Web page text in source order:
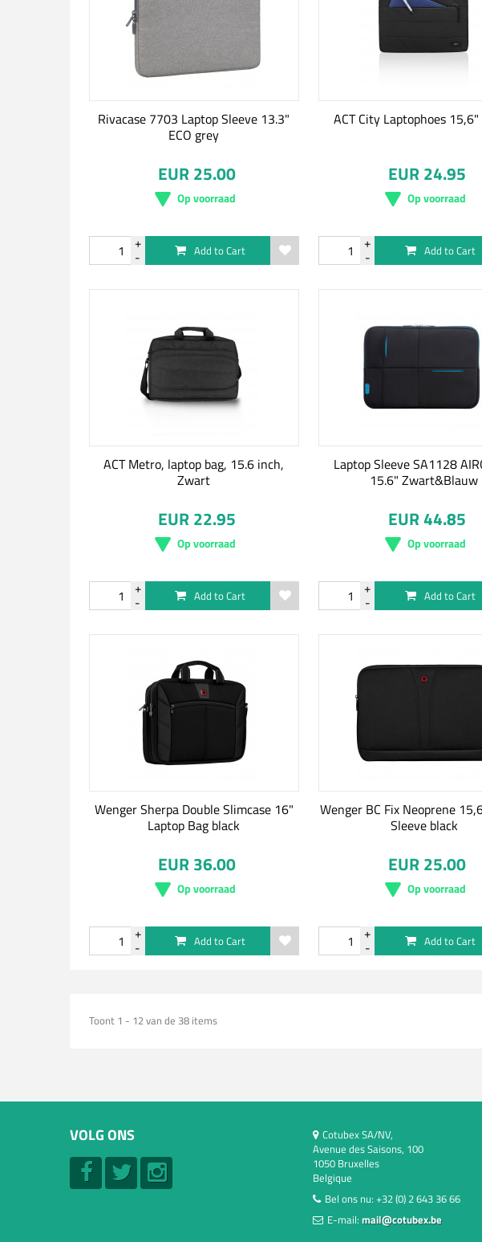
Rivacase 7703 Laptop Sleeve 13.3"
ECO grey
EUR 25.00
Op voorraad
Add to Cart
ACT City Laptophoes
EUR 24.95
Op voorraad
Add to Cart
ACT Metro, laptop bag, 15.6 inch,
Zwart
EUR 22.95
Op voorraad
Add to Cart
Laptop Sleeve SA1128
15.6" Zwart&Blauw
EUR 44.85
Op voorraad
Add to Cart
Wenger Sherpa Double Slimcase 16"
Laptop Bag black
EUR 36.00
Op voorraad
Add to Cart
Wenger BC Fix Neoprene
Sleeve black
EUR 25.00
Op voorraad
Add to Cart
Toont 1 - 12 van de 38 items
VOLG ONS
Cotubex SA/NV,
Avenue des Saisons, 100
1050 Bruxelles
Belgique
Bel ons nu: +32 (0) 2 643 36 66
E-mail: mail@cotubex.be